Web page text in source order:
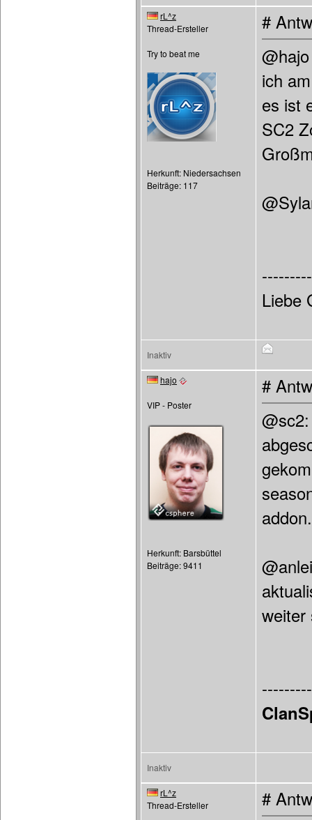
rL^z
Thread-Ersteller
Try to beat me
Herkunft: Niedersachsen
Beiträge: 117
#
ich
es ist
SC2
Liebe
Inaktiv
hajo
VIP - Poster
Herkunft: Barsbüttel
Beiträge: 9411
#
addon.
Inaktiv
rL^z
Thread-Ersteller
#